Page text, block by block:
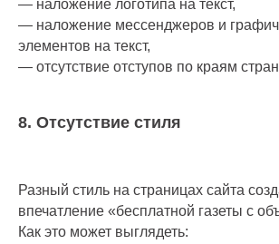
— наложение логотипа на текст,
— наложение мессенджеров и
элементов на текст,
— отсутствие отступов по краям
8. Отсутствие стиля
Разный стиль на страницах сайта
впечатление «бесплатной газеты с
Как это может выглядеть: